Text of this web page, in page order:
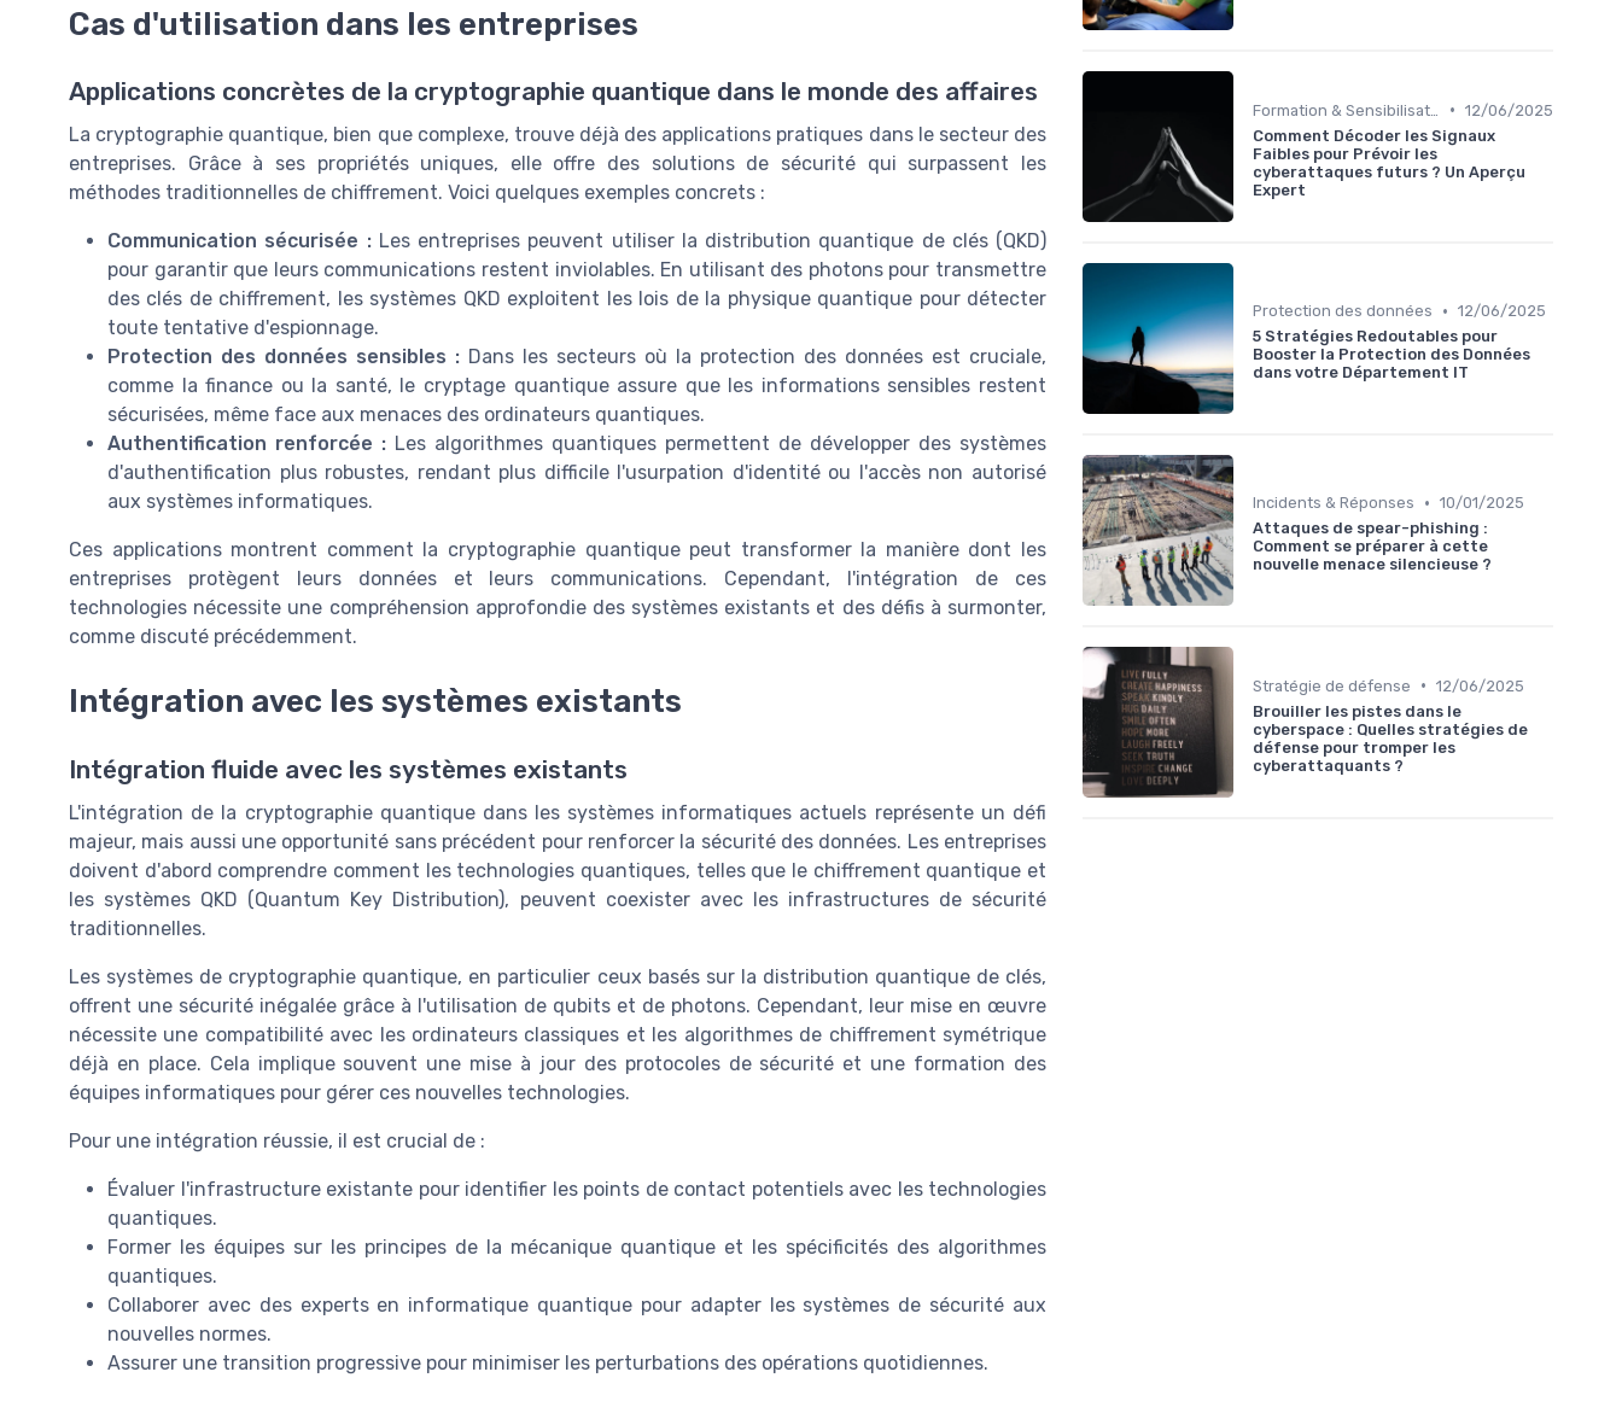
Cas d'utilisation dans les entreprises
Applications concrètes de la cryptographie quantique dans le monde des affaires
La cryptographie quantique, bien que complexe, trouve déjà des applications pratiques dans le secteur des
entreprises. Grâce à ses propriétés uniques, elle offre des solutions de sécurité qui surpassent les
méthodes traditionnelles de chiffrement. Voici quelques exemples concrets :
Communication sécurisée :Les entreprises peuvent utiliser la distribution quantique de clés (QKD)
pour garantir que leurs communications restent inviolables. En utilisant des photons pour transmettre
des clés de chiffrement, les systèmes QKD exploitent les lois de la physique quantique pour détecter
toute tentative d'espionnage.
Protection des données sensibles : Dans les secteurs où la protection des données est cruciale,
comme la finance ou la santé, le cryptage quantique assure que les informations sensibles restent
sécurisées, même face aux menaces des ordinateurs quantiques.
Authentification renforcée : Les algorithmes quantiques permettent de développer des systèmes
d'authentification plus robustes, rendant plus difficile l'usurpation d'identité ou l'accès non autorisé
aux systèmes informatiques.
Ces applications montrent comment la cryptographie quantique peut transformer la manière dont les
entreprises protègent leurs données et leurs communications. Cependant, l'intégration de ces
technologies nécessite une compréhension approfondie des systèmes existants et des défis à surmonter,
comme discuté précédemment.
Intégration avec les systèmes existants
Intégration fluide avec les systèmes existants
L'intégration de la cryptographie quantique dans les systèmes informatiques actuels représente un défi
majeur, mais aussi une opportunité sans précédent pour renforcer la sécurité des données. Les entreprises
doivent d'abord comprendre comment les technologies quantiques, telles que le chiffrement quantique et
les systèmes QKD (Quantum Key Distribution), peuvent coexister avec les infrastructures de sécurité
traditionnelles.
Les systèmes de cryptographie quantique, en particulier ceux basés sur la distribution quantique de clés,
offrent une sécurité inégalée grâce à l'utilisation de qubits et de photons. Cependant, leur mise en œuvre
nécessite une compatibilité avec les ordinateurs classiques et les algorithmes de chiffrement symétrique
déjà en place. Cela implique souvent une mise à jour des protocoles de sécurité et une formation des
équipes informatiques pour gérer ces nouvelles technologies.
Pour une intégration réussie, il est crucial de :
Évaluer l'infrastructure existante pour identifier les points de contact potentiels avec les technologies
quantiques.
Former les équipes sur les principes de la mécanique quantique et les spécificités des algorithmes
quantiques.
Collaborer avec des experts en informatique quantique pour adapter les systèmes de sécurité aux
nouvelles normes.
Assurer une transition progressive pour minimiser les perturbations des opérations quotidiennes.
• 12/06/2025
Comment Décoder les Signaux
Faibles pour Prévoir les
cyberattaques futurs ? Un Aperçu
Expert
Protection des données • 12/06/2025
5 Stratégies Redoutables pour
Booster la Protection des Données
dans votre Département IT
Incidents & Réponses • 10/01/2025
Attaques de spear-phishing :
Comment se préparer à cette
nouvelle menace silencieuse ?
Stratégie de défense • 12/06/2025
Brouiller les pistes dans le
cyberspace : Quelles stratégies de
défense pour tromper les
cyberattaquants ?